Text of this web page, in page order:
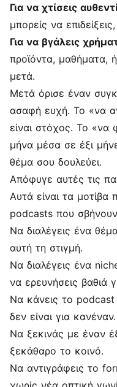
Για να χτίσεις
μπορείς να
Για να βγάλεις
προϊόντα, μαθήματα,
μετά.
Μετά όρισε έναν
ασαφή ευχή. Το «να
είναι στόχος. Το «να
μήνα μέσα σε έξι
θέμα σου δουλεύει.
Απόφυγε αυτές τις
Αυτά είναι τα
podcasts που
Να διαλέγεις ένα
αυτή τη στιγμή.
Να διαλέγεις ένα
να ερευνήσεις βαθιά
Να κάνεις το podcast
δεν είναι για κανέναν.
Να ξεκινάς με έναν
ξεκάθαρο το κοινό.
Να αντιγράφεις το